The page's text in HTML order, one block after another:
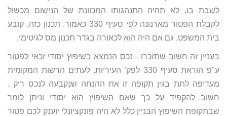
לשבת בו, לא תהיה התנהגותו המכוונת של הנישום מכשול
לקבלת הפטור מארנונה לפי סעיף 330 כאמור. תכנון כזה, קובע
בית המשפט, גם אם היה הוא לכאורה בגדר תכנון מס לגיטימי.
בעניין זה חשוב שתזכרו - נכס הנמצא בשיפוץ יסודי זכאי לפטור
ע"פ הוראת סעיף 330 לפק' העיריות. לעתים הרשות המקומית
מעדיפה לתת בגין תקופה זו את ההנחה שנקבעה לנכס ריק .
חשוב להקפיד על כך שאם השיפוץ הוא יסודי וניתן לומר
שבתקופת השיפוץ הבניין כלל לא היה פונקציונלי יוענק לכם פטור